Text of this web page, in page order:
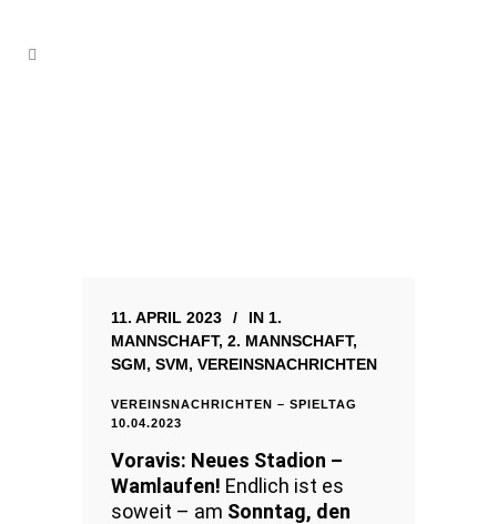
11. APRIL 2023 IN 1.
MANNSCHAFT, 2. MANNSCHAFT,
SGM, SVM, VEREINSNACHRICHTEN
VEREINSNACHRICHTEN – SPIELTAG
10.04.2023
Voravis: Neues Stadion –
Wamlaufen! Endlich ist es
soweit – am Sonntag, den